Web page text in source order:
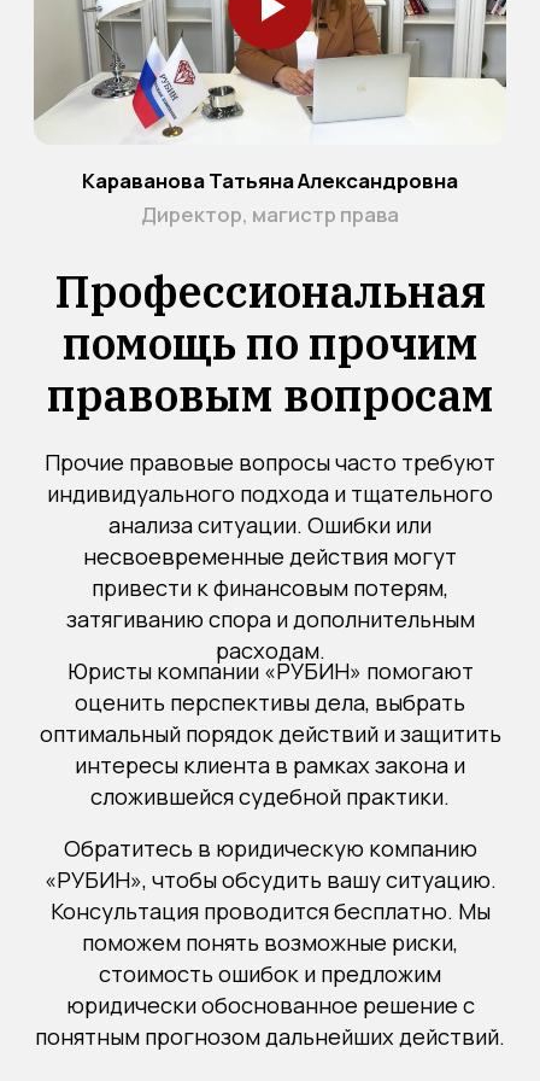
Получить консультацию
Бесплатная консультация юриста по
телефону в Санкт-Петербурге.